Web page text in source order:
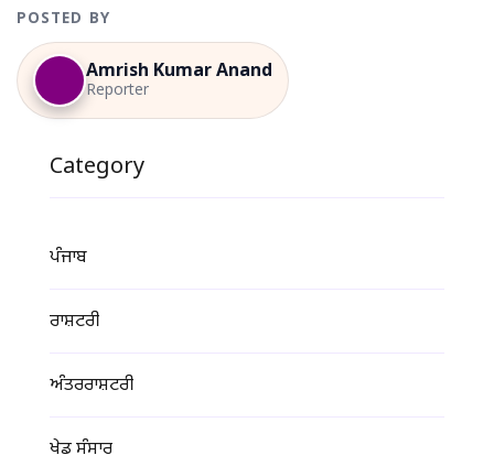
POSTED BY
Amrish Kumar Anand
Reporter
Category
ਪੰਜਾਬ
ਰਾਸ਼ਟਰੀ
ਅੰਤਰਰਾਸ਼ਟਰੀ
ਖੇਡ ਸੰਸਾਰ